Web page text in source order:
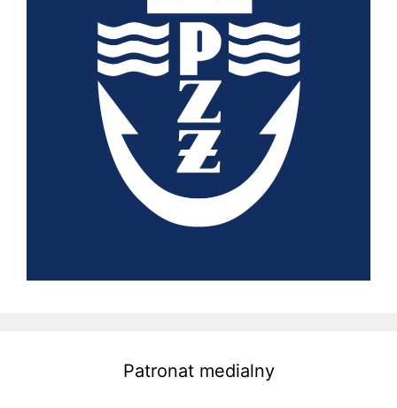
Patronat medialny